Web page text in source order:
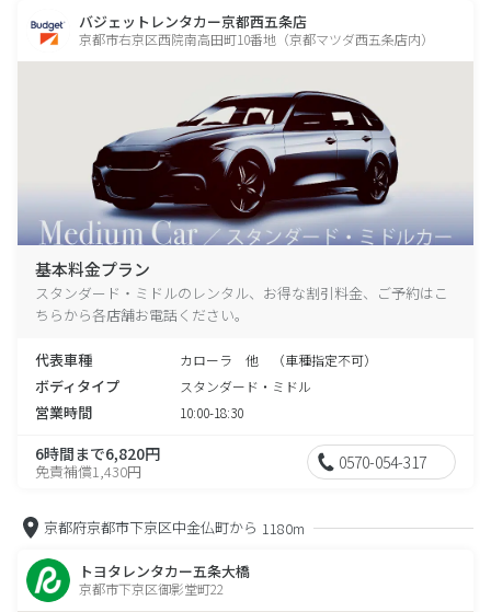
バジェットレンタカー京都西五条店
京都市右京区西院南高田町10番地（京都マツダ西五条店内）
基本料金プラン
スタンダード・ミドルのレンタル、お得な割引料金、ご予約はこ
ちらから各店舗お電話ください。
代表車種 カローラ 他 （車種指定不可）
ボディタイプ スタンダード・ミドル
営業時間 10:00-18:30
6時間まで6,820円
免責補償1,430円 0570-054-317
京都府京都市下京区中金仏町から 1180m
トヨタレンタカー五条大橋
京都市下京区御影堂町22